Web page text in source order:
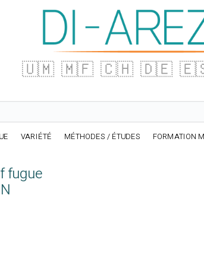
🇺🇲 🇲🇫 🇨🇭 🇩🇪
VARIÉTÉ MÉTHODES / ÉTUDES FORMATION
fugue